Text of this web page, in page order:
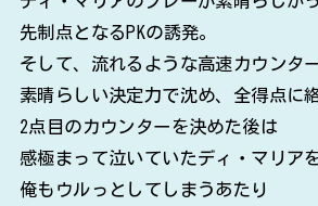
先制点となるPKの誘発。
そして、流れるような高速カウンタ
素晴らしい決定力で沈め、全得点に
2点目のカウンターを決めた後は
感極まって泣いていたディ・マリア
俺もウルっとしてしまうあたり